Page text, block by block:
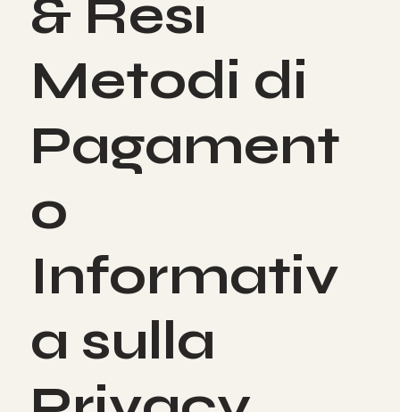
& Resi
Metodi di
Pagament
o
Informativ
a sulla